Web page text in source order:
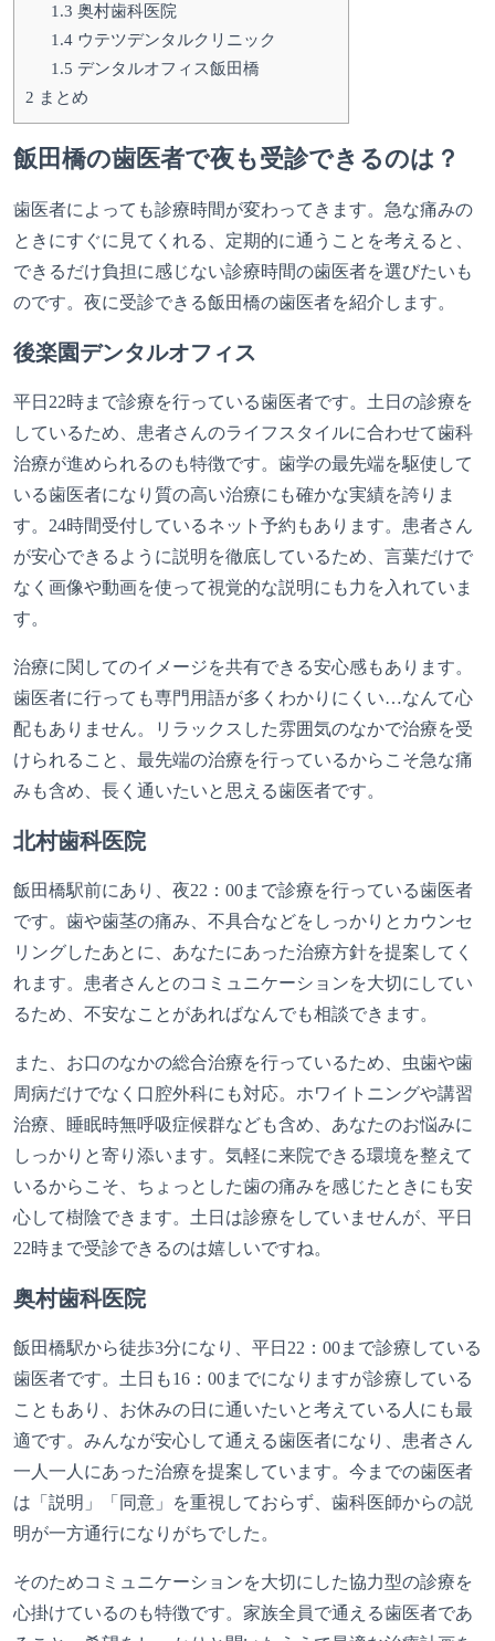
1.3 奥村歯科医院
1.4ウテツデンタルクリニック
1.5 デンタルオフィス飯田橋
2 まとめ
飯田橋の歯医者で夜も受診できるのは？
歯医者によっても診療時間が変わってきます。急な痛みの
ときにすぐに見てくれる、定期的に通うことを考えると、
できるだけ負担に感じない診療時間の歯医者を選びたいも
のです。夜に受診できる飯田橋の歯医者を紹介します。
後楽園デンタルオフィス
平日22時まで診療を行っている歯医者です。土日の診療を
しているため、患者さんのライフスタイルに合わせて歯科
治療が進められるのも特徴です。歯学の最先端を駆使して
いる歯医者になり質の高い治療にも確かな実績を誇りま
す。24時間受付しているネット予約もあります。患者さん
が安心できるように説明を徹底しているため、言葉だけで
なく画像や動画を使って視覚的な説明にも力を入れていま
す。
治療に関してのイメージを共有できる安心感もあります。
歯医者に行っても専門用語が多くわかりにくい…なんて心
配もありません。リラックスした雰囲気のなかで治療を受
けられること、最先端の治療を行っているからこそ急な痛
みも含め、長く通いたいと思える歯医者です。
北村歯科医院
飯田橋駅前にあり、夜22：00まで診療を行っている歯医者
です。歯や歯茎の痛み、不具合などをしっかりとカウンセ
リングしたあとに、あなたにあった治療方針を提案してく
れます。患者さんとのコミュニケーションを大切にしてい
るため、不安なことがあればなんでも相談できます。
また、お口のなかの総合治療を行っているため、虫歯や歯
周病だけでなく口腔外科にも対応。ホワイトニングや講習
治療、睡眠時無呼吸症候群なども含め、あなたのお悩みに
しっかりと寄り添います。気軽に来院できる環境を整えて
いるからこそ、ちょっとした歯の痛みを感じたときにも安
心して樹陰できます。土日は診療をしていませんが、平日
22時まで受診できるのは嬉しいですね。
奥村歯科医院
飯田橋駅から徒歩3分になり、平日22：00まで診療している
歯医者です。土日も16：00までになりますが診療している
こともあり、お休みの日に通いたいと考えている人にも最
適です。みんなが安心して通える歯医者になり、患者さん
一人一人にあった治療を提案しています。今までの歯医者
は「説明」「同意」を重視しておらず、歯科医師からの説
明が一方通行になりがちでした。
そのためコミュニケーションを大切にした協力型の診療を
心掛けているのも特徴です。家族全員で通える歯医者であ